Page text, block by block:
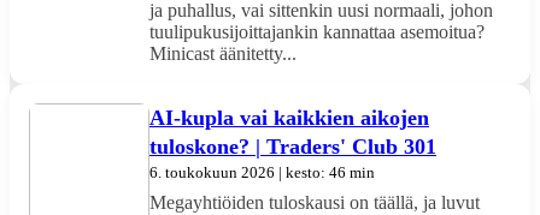
ja puhallus, vai sittenkin uusi normaali, johon
tuulipukusijoittajankin kannattaa asemoitua?
Minicast äänitetty...
AI-kupla vai kaikkien aikojen
tuloskone? | Traders' Club 301
6. toukokuun 2026 | kesto: 46 min
Megayhtiöiden tuloskausi on täällä, ja luvut